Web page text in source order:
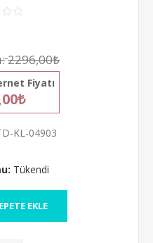
2296,00₺
Fiyatı
KL-04903
Tükendi